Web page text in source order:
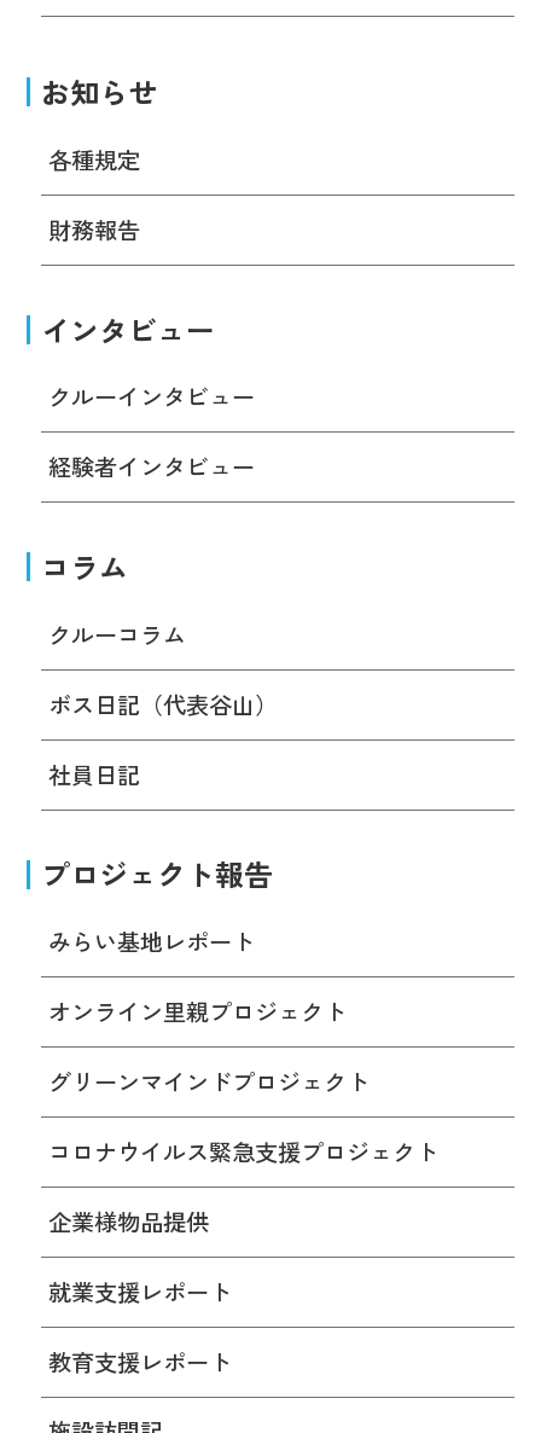
お知らせ
各種規定
財務報告
インタビュー
クルーインタビュー
経験者インタビュー
コラム
クルーコラム
ボス日記（代表谷山）
社員日記
プロジェクト報告
みらい基地レポート
オンライン里親プロジェクト
グリーンマインドプロジェクト
コロナウイルス緊急支援プロジェクト
企業様物品提供
就業支援レポート
教育支援レポート